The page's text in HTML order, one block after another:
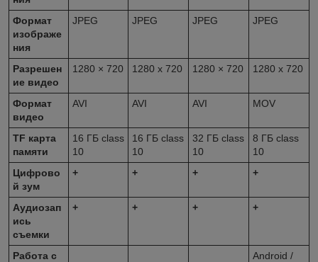
Формат
изображе
ния
JPEG JPEG JPEG JPEG
Разрешен
ие видео
1280 × 720 1280 х 720 1280 × 720 1280 х 720
Формат
видео
AVI AVI AVI MOV
TF карта
памяти
16 ГБ class
10
16 ГБ class
10
32 ГБ class
10
8 ГБ class
10
Цифрово
й зум
+ + + +
Аудиозап
ись
съемки
+ + + +
Работа с
Android /